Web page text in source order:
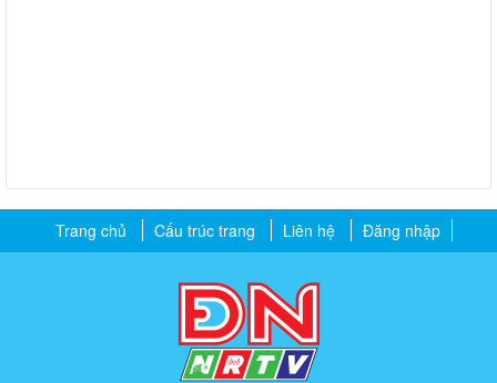
phường Hố Nai
Trang chủ Cấu trúc trang Liên hệ Đăng nhập